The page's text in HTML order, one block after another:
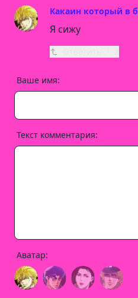
Какаин который в
Я сижу
Ваше имя:
Текст комментария:
Аватар: